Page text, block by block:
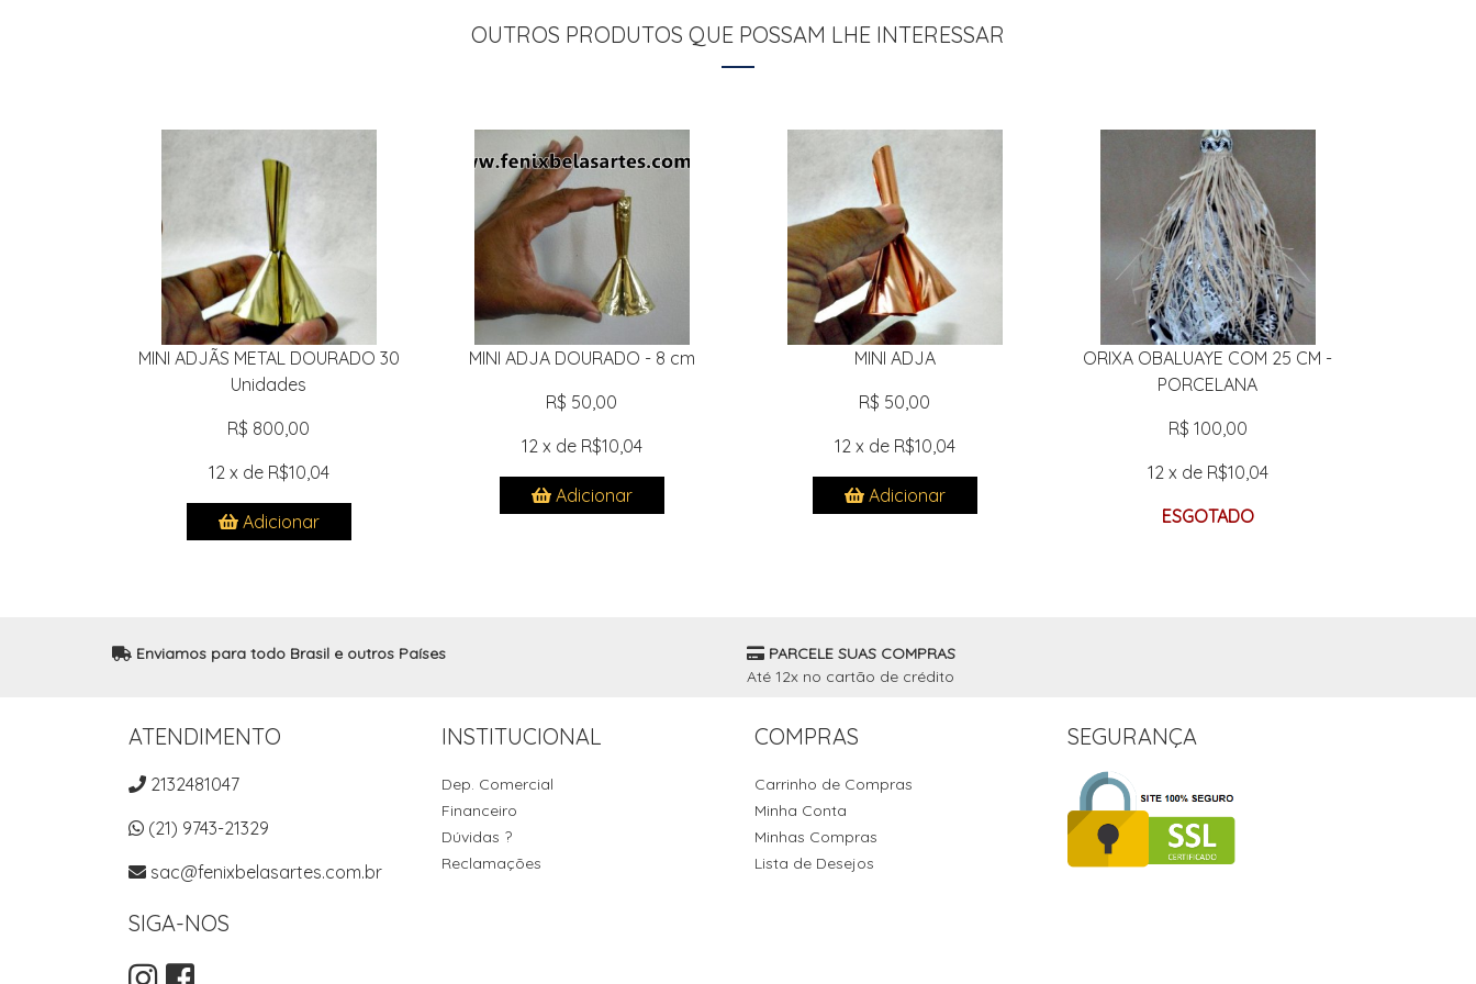
OUTROS PRODUTOS QUE POSSAM LHE INTERESSAR
MINI ADJÃS METAL DOURADO 30
Unidades
R$ 800,00
12 x de R$10,04
Adicionar
MINI ADJA DOURADO - 8 cm
R$ 50,00
12 x de R$10,04
Adicionar
MINI ADJA
R$ 50,00
12 x de R$10,04
Adicionar
ORIXA OBALUAYE COM 25 CM -
PORCELANA
R$ 100,00
12 x de R$10,04
ESGOTADO
Enviamos para todo Brasil e outros Países
PARCELE SUAS COMPRAS
Até 12x no cartão de crédito
ATENDIMENTO
2132481047
(21) 9743-21329
sac@fenixbelasartes.com.br
SIGA-NOS
INSTITUCIONAL
Dep. Comercial
Financeiro
Dúvidas ?
Reclamações
COMPRAS
Carrinho de Compras
Minha Conta
Minhas Compras
Lista de Desejos
SEGURANÇA